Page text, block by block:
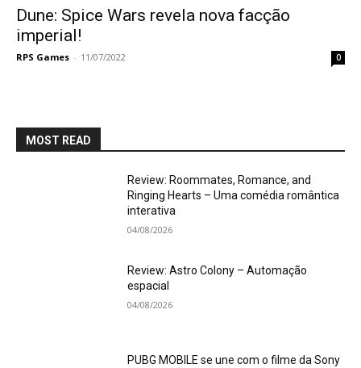
Dune: Spice Wars revela nova facção
imperial!
RPS Games - 11/07/2022 0
MOST READ
Review: Roommates, Romance, and
Ringing Hearts – Uma comédia romântica
interativa
04/08/2026
Review: Astro Colony – Automação
espacial
04/08/2026
PUBG MOBILE se une com o filme da Sony